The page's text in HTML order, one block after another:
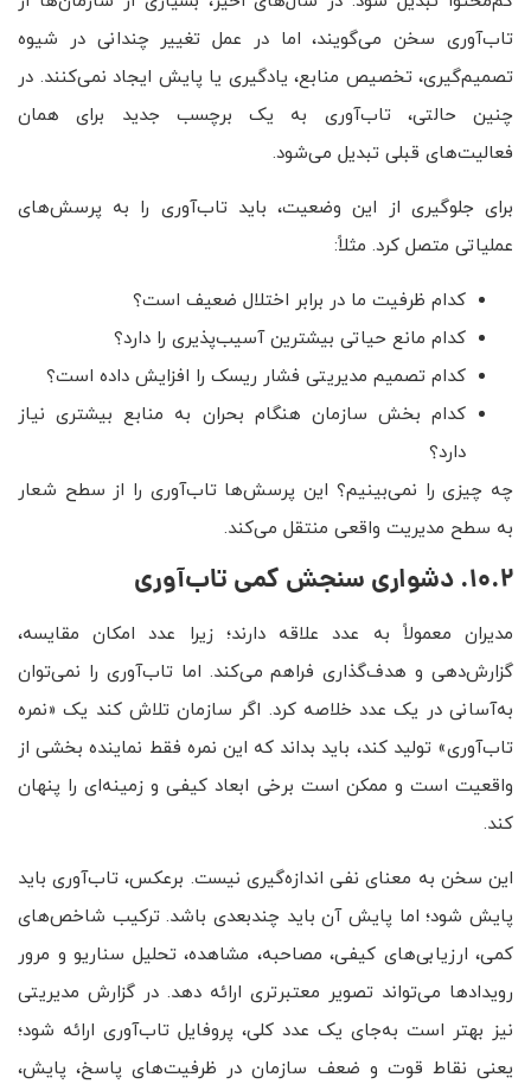
تاب‌آوری سخن می‌گویند، اما در عمل تغییر چندانی در شیوه
تصمیم‌گیری، تخصیص منابع، یادگیری یا پایش ایجاد نمی‌کنند. در
چنین حالتی، تاب‌آوری به یک برچسب جدید برای همان
فعالیت‌های قبلی تبدیل می‌شود.
برای جلوگیری از این وضعیت، باید تاب‌آوری را به پرسش‌های
عملیاتی متصل کرد. مثلاً:
کدام ظرفیت ما در برابر اختلال ضعیف است؟
کدام مانع حیاتی بیشترین آسیب‌پذیری را دارد؟
کدام تصمیم مدیریتی فشار ریسک را افزایش داده است؟
کدام بخش سازمان هنگام بحران به منابع بیشتری نیاز
دارد؟
چه چیزی را نمی‌بینیم؟ این پرسش‌ها تاب‌آوری را از سطح شعار
به سطح مدیریت واقعی منتقل می‌کند.
10.2. دشواری سنجش کمی تاب‌آوری
مدیران معمولاً به عدد علاقه دارند؛ زیرا عدد امکان مقایسه،
گزارش‌دهی و هدف‌گذاری فراهم می‌کند. اما تاب‌آوری را نمی‌توان
به‌آسانی در یک عدد خلاصه کرد. اگر سازمان تلاش کند یک «نمره
تاب‌آوری» تولید کند، باید بداند که این نمره فقط نماینده بخشی از
واقعیت است و ممکن است برخی ابعاد کیفی و زمینه‌ای را پنهان
کند.
این سخن به معنای نفی اندازه‌گیری نیست. برعکس، تاب‌آوری باید
پایش شود؛ اما پایش آن باید چندبعدی باشد. ترکیب شاخص‌های
کمی، ارزیابی‌های کیفی، مصاحبه، مشاهده، تحلیل سناریو و مرور
رویدادها می‌تواند تصویر معتبرتری ارائه دهد. در گزارش مدیریتی
نیز بهتر است به‌جای یک عدد کلی، پروفایل تاب‌آوری ارائه شود؛
یعنی نقاط قوت و ضعف سازمان در ظرفیت‌های پاسخ، پایش،